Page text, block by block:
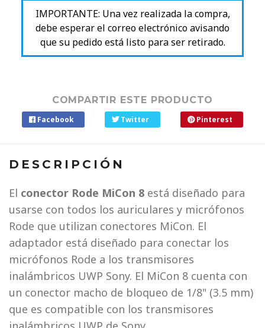
IMPORTANTE: Una vez realizada la compra,
debe esperar el correo electrónico avisando
que su pedido está listo para ser retirado.
COMPARTIR ESTE PRODUCTO
Facebook Twitter Pinterest
DESCRIPCIÓN
El conector Rode MiCon 8 está diseñado para
usarse con todos los auriculares y micrófonos
Rode que utilizan conectores MiCon. El
adaptador está diseñado para conectar los
micrófonos Rode a los transmisores
inalámbricos UWP Sony. El MiCon 8 cuenta con
un conector macho de bloqueo de 1/8" (3.5 mm)
que es compatible con los transmisores